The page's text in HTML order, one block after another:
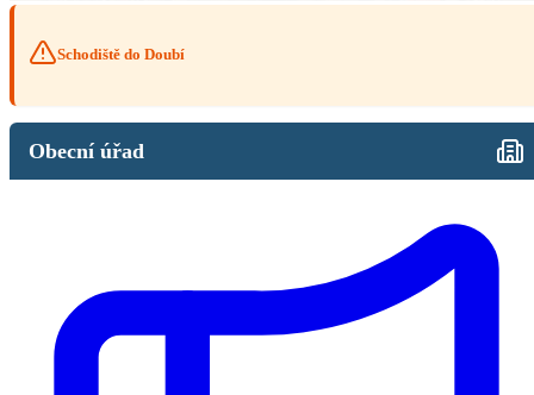
Schodiště do Doubí
Obecní úřad